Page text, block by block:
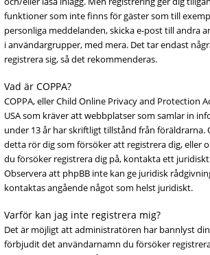
funktioner som inte finns för gäster som till
personliga meddelanden, skicka e-post till andra
i användargrupper, med mera. Det tar endast
registrera sig, så det rekommenderas.
Vad är COPPA?
COPPA, eller Child Online Privacy and Protection
USA som kräver att webbplatser som samlar in
under 13 år har skriftligt tillstånd från föräldrarna.
detta rör dig som försöker att registrera dig, eller
du försöker registrera dig på, kontakta ett
Observera att phpBB inte kan ge juridisk
kontaktas angående något som helst juridiskt.
Varför kan jag inte registrera mig?
Det är möjligt att administratören har bannlyst
förbjudit det användarnamn du försöker